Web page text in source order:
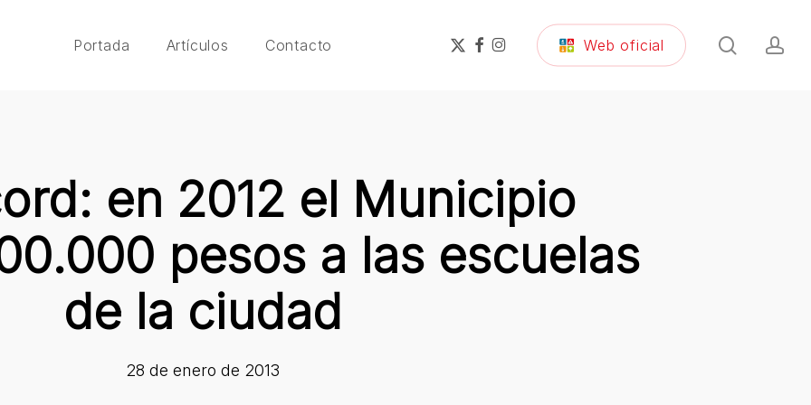
Portada Artículos Contacto
x-
twitter
facebook
instagram Web oficial search
en 2012 el Municipio
pesos a las escuelas
de la ciudad
28 de enero de 2013